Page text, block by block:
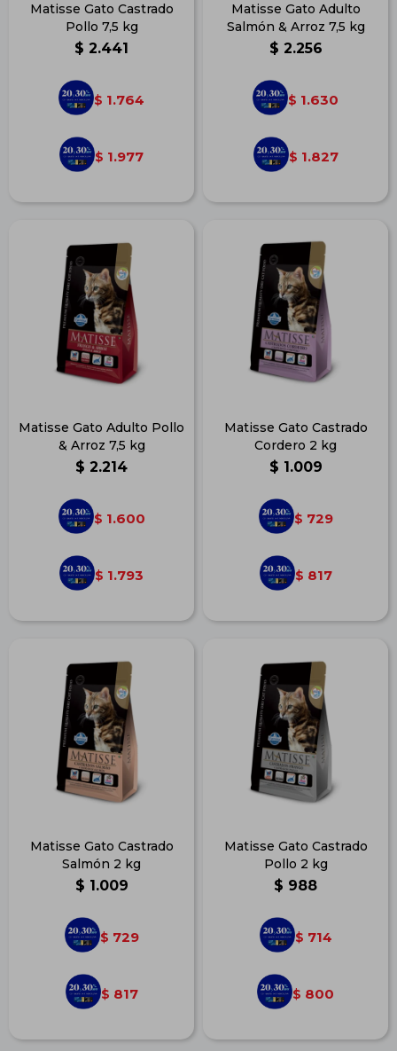
Matisse Gato Castrado
Pollo 7,5 kg
$ 2.441
$ 1.764
$ 1.977
Matisse Gato Adulto
Salmón & Arroz 7,5 kg
$ 2.256
$ 1.630
$ 1.827
Matisse Gato Adulto Pollo
& Arroz 7,5 kg
$ 2.214
$ 1.600
$ 1.793
Matisse Gato Castrado
Cordero 2 kg
$ 1.009
$ 729
$ 817
Matisse Gato Castrado
Salmón 2 kg
$ 1.009
$ 729
$ 817
Matisse Gato Castrado
Pollo 2 kg
$ 988
$ 714
$ 800